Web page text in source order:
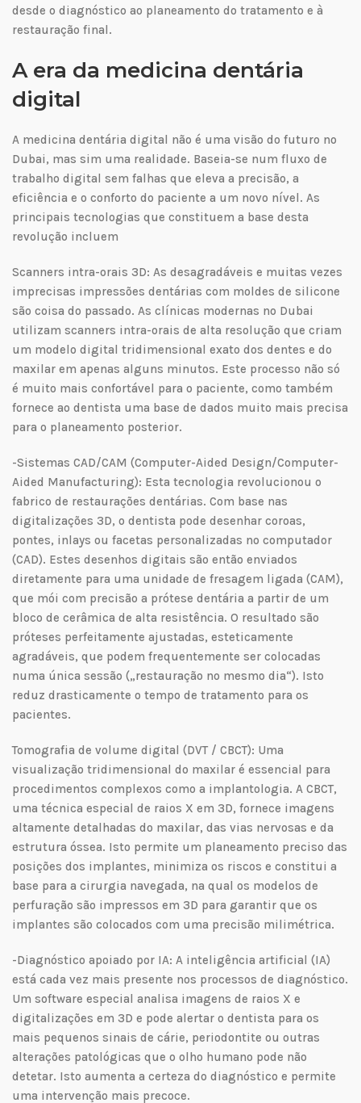
desde o diagnóstico ao planeamento do tratamento e à
restauração final.
A era da medicina dentária
digital
A medicina dentária digital não é uma visão do futuro no
Dubai, mas sim uma realidade. Baseia-se num fluxo de
trabalho digital sem falhas que eleva a precisão, a
eficiência e o conforto do paciente a um novo nível. As
principais tecnologias que constituem a base desta
revolução incluem
Scanners intra-orais 3D: As desagradáveis e muitas vezes
imprecisas impressões dentárias com moldes de silicone
são coisa do passado. As clínicas modernas no Dubai
utilizam scanners intra-orais de alta resolução que criam
um modelo digital tridimensional exato dos dentes e do
maxilar em apenas alguns minutos. Este processo não só
é muito mais confortável para o paciente, como também
fornece ao dentista uma base de dados muito mais precisa
para o planeamento posterior.
-Sistemas CAD/CAM (Computer-Aided Design/Computer-
Aided Manufacturing): Esta tecnologia revolucionou o
fabrico de restaurações dentárias. Com base nas
digitalizações 3D, o dentista pode desenhar coroas,
pontes, inlays ou facetas personalizadas no computador
(CAD). Estes desenhos digitais são então enviados
diretamente para uma unidade de fresagem ligada (CAM),
que mói com precisão a prótese dentária a partir de um
bloco de cerâmica de alta resistência. O resultado são
próteses perfeitamente ajustadas, esteticamente
agradáveis, que podem frequentemente ser colocadas
numa única sessão („restauração no mesmo dia“). Isto
reduz drasticamente o tempo de tratamento para os
pacientes.
Tomografia de volume digital (DVT / CBCT): Uma
visualização tridimensional do maxilar é essencial para
procedimentos complexos como a implantologia. A CBCT,
uma técnica especial de raios X em 3D, fornece imagens
altamente detalhadas do maxilar, das vias nervosas e da
estrutura óssea. Isto permite um planeamento preciso das
posições dos implantes, minimiza os riscos e constitui a
base para a cirurgia navegada, na qual os modelos de
perfuração são impressos em 3D para garantir que os
implantes são colocados com uma precisão milimétrica.
-Diagnóstico apoiado por IA: A inteligência artificial (IA)
está cada vez mais presente nos processos de diagnóstico.
Um software especial analisa imagens de raios X e
digitalizações em 3D e pode alertar o dentista para os
mais pequenos sinais de cárie, periodontite ou outras
alterações patológicas que o olho humano pode não
detetar. Isto aumenta a certeza do diagnóstico e permite
uma intervenção mais precoce.